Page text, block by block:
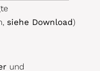
siehe Download)
und